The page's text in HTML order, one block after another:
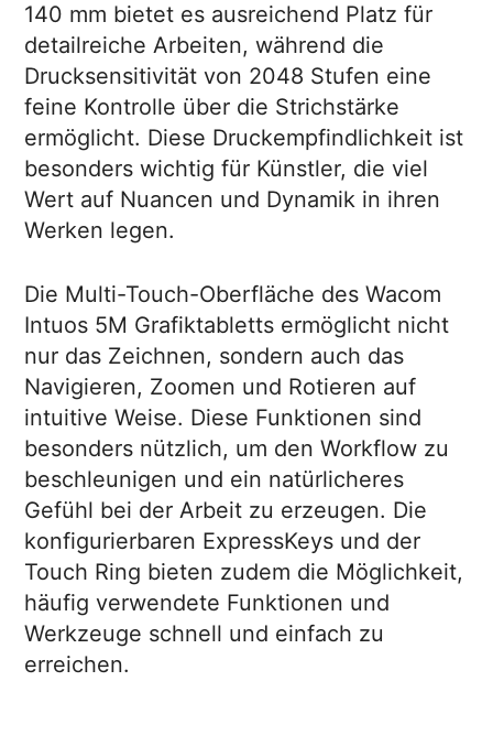
140 mm bietet es ausreichend Platz für
detailreiche Arbeiten, während die
Drucksensitivität von 2048 Stufen eine
feine Kontrolle über die Strichstärke
ermöglicht. Diese Druckempfindlichkeit ist
besonders wichtig für Künstler, die viel
Wert auf Nuancen und Dynamik in ihren
Werken legen.
Die Multi-Touch-Oberfläche des Wacom
Intuos 5M Grafiktabletts ermöglicht nicht
nur das Zeichnen, sondern auch das
Navigieren, Zoomen und Rotieren auf
intuitive Weise. Diese Funktionen sind
besonders nützlich, um den Workflow zu
beschleunigen und ein natürlicheres
Gefühl bei der Arbeit zu erzeugen. Die
konfigurierbaren ExpressKeys und der
Touch Ring bieten zudem die Möglichkeit,
häufig verwendete Funktionen und
Werkzeuge schnell und einfach zu
erreichen.